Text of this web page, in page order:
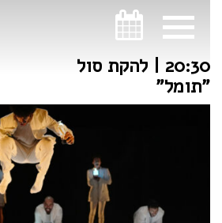
20:30 | להקת סול
"תומל"